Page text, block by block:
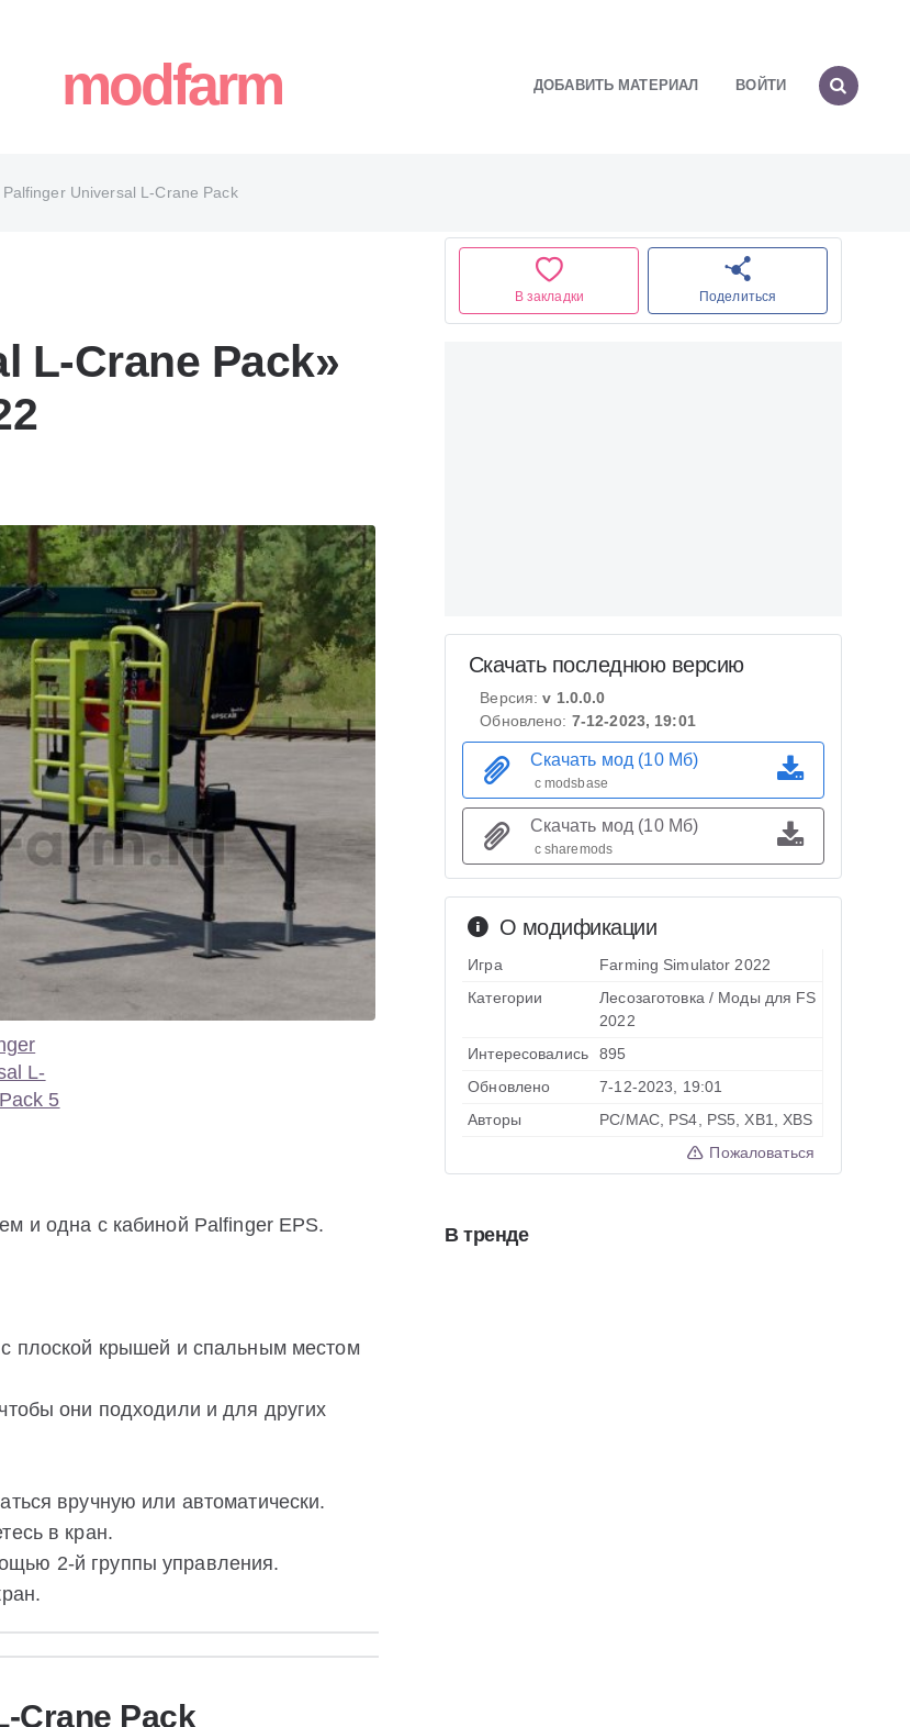
modfarm ДОБАВИТЬ МАТЕРИАЛ ВОЙТИ
Palfinger Universal L-Crane Pack
L-Crane Pack»
и одна с кабиной Palfinger EPS.
плоской крышей и спальным местом
они подходили и для других
вручную или автоматически.
в кран.
2-й группы управления.
Crane Pack
В закладки Поделиться
О модификации
Игра
Farming Simulator 2022
Категории
Лесозаготовка / Моды для FS
2022
Интересовались
895
Обновлено
7-12-2023, 19:01
Авторы
PC/MAC, PS4, PS5, XB1, XBS
Пожаловаться
Скачать последнюю версию
Версия:v 1.0.0.0
Обновлено: 7-12-2023, 19:01
Скачать мод (10 Мб)
с modsbase
Скачать мод (10 Мб)
с sharemods
В тренде